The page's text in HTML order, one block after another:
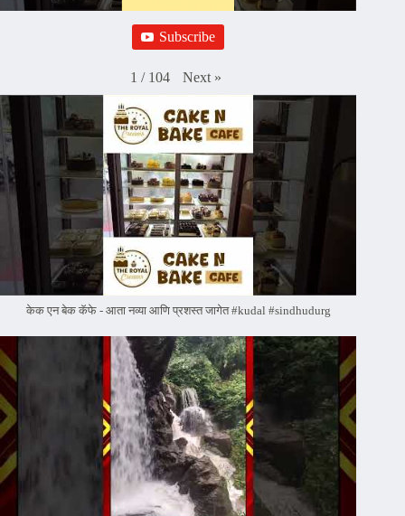
Subscribe
1 / 104 Next »
केक एन बेक कॅफे - आता नव्या आणि प्रशस्त जागेत #kudal #sindhudurg